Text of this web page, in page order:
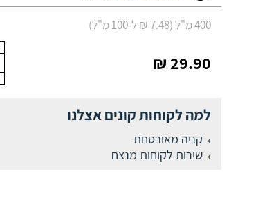
400 מ"ל (7.48 ₪ ל-100 מ"ל)
29.90 ₪
למה לקוחות קונים אצלנו
קניה מאובטחת
שירות לקוחות מנצח